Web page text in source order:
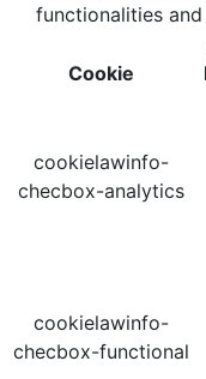
functionalities
Cookie
cookielawinfo-
checbox-analytics
cookielawinfo-
checbox-functional